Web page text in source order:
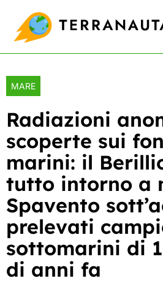
content
MARE
Radiazioni
scoperte sui
marini: il
tutto intorno a
Spavento
prelevati
sottomarini di
di anni fa